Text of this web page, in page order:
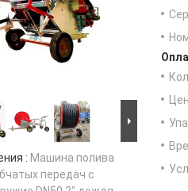
: Машина полива
передач с